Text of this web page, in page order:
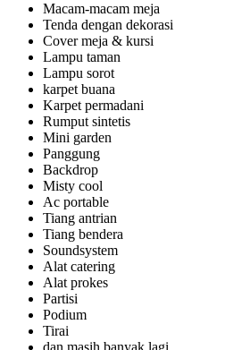
Macam-macam meja
Tenda dengan dekorasi
Cover meja & kursi
Lampu taman
Lampu sorot
karpet buana
Karpet permadani
Rumput sintetis
Mini garden
Panggung
Backdrop
Misty cool
Ac portable
Tiang antrian
Tiang bendera
Soundsystem
Alat catering
Alat prokes
Partisi
Podium
Tirai